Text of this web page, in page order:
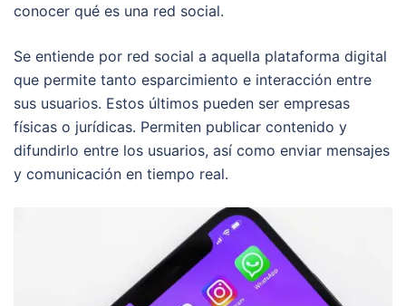
conocer qué es una red social.
Se entiende por red social a aquella plataforma digital
que permite tanto esparcimiento e interacción entre
sus usuarios. Estos últimos pueden ser empresas
físicas o jurídicas. Permiten publicar contenido y
difundirlo entre los usuarios, así como enviar mensajes
y comunicación en tiempo real.